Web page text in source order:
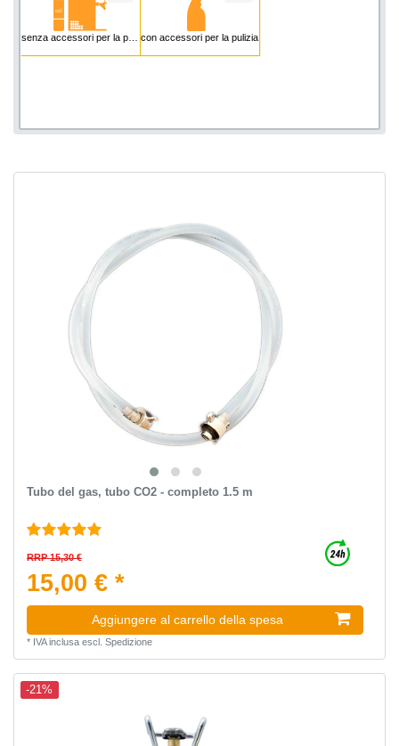
senza accessori per la puliziacon accessori per la pulizia
Tubo del gas, tubo CO2 - completo 1.5 m
RRP 15,30 €
15,00 € *
Aggiungere al carrello della spesa
* IVA inclusaescl. Spedizione
-21%